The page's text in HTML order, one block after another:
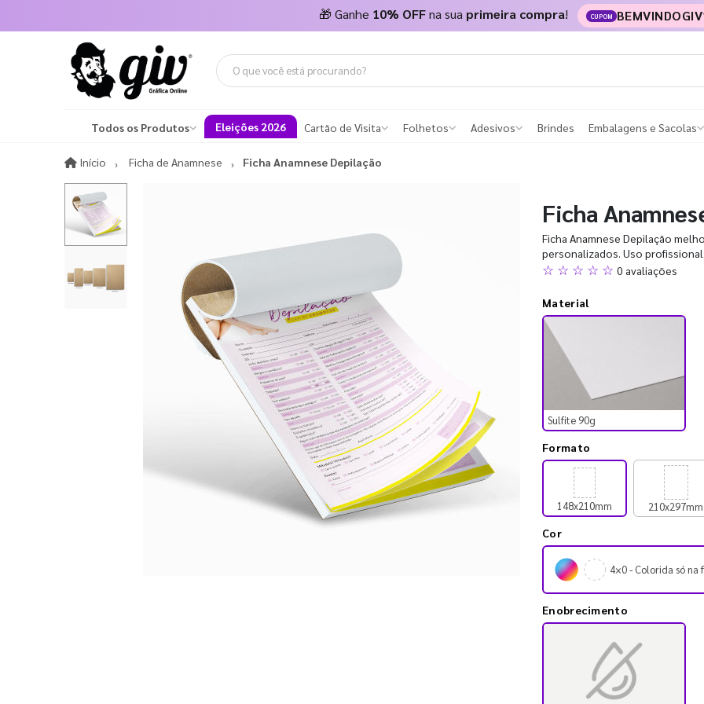
🎁 Ganhe 10% OFFna sua primeira compra! CUPOM
Todos os Produtos Eleições 2026 Cartão de Visita Folhetos Adesivos Brindes Embalagens e Sacolas
Início InícioFicha de Anamnese Ficha Anamnese Depilação
Ficha
Ficha Anamnese Depilação
personalizados. Uso profissional.
☆ ☆ ☆ ☆ ☆ 0 avaliações
Material
Sulfite 90g
Formato
148x210mm 210x297mm
Cor
4×0 - Colorida só na
Enobrecimento